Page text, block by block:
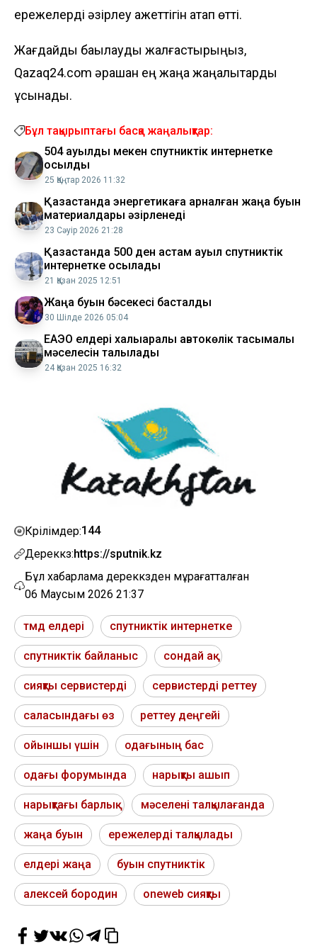
ережелерді әзірлеу қажеттігін атап өтті.
Жағдайды бақылауды жалғастырыңыз,
Qazaq24.com әрқашан ең жаңа жаңалықтарды
ұсынады.
Бұл тақырыптағы басқа жаңалықтар:
504 ауылды мекен спутниктік интернетке
қосылды
25 Қаңтар 2026 11:32
Қазақстанда энергетикаға арналған жаңа буын
материалдары әзірленеді
23 Сәуір 2026 21:28
Қазақстанда 500 ден астам ауыл спутниктік
интернетке қосылады
21 Қазан 2025 12:51
Жаңа буын бәсекесі басталды
30 Шілде 2026 05:04
ЕАЭО елдері халықаралық автокөлік тасымалы
мәселесін талқылады
24 Қазан 2025 16:32
Көрілімдер:144
Дереккөз:https://sputnik.kz
Бұл хабарлама дереккөзден мұрағатталған
06 Маусым 2026 21:37
тмд елдері спутниктік интернетке
спутниктік байланыс сондай ақ
сияқты сервистерді сервистерді реттеу
саласындағы өз реттеу деңгейі
ойыншы үшін одағының бас
одағы форумында нарықты ашып
нарықтағы барлық мәселені талқылағанда
жаңа буын ережелерді талқылады
елдері жаңа буын спутниктік
алексей бородин oneweb сияқты